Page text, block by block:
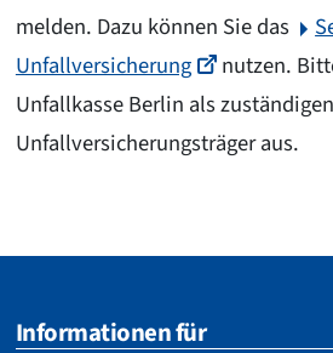
melden. Dazu können Sie das
Unfallversicherung
nutzen.
Unfallkasse Berlin als zuständigen
Unfallversicherungsträger aus.
Informationen für